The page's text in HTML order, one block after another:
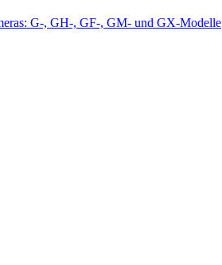
G-, GH-, GF-, GM- und GX-Modelle